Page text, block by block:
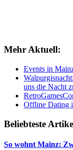
Mehr Aktuell:
Events in
uns die Nacht
Offline Dating
Beliebteste
So wohnt Mainz: